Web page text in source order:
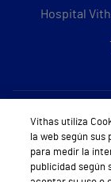
Hospital
Vithas utiliza
la web según
para medir la
publicidad según